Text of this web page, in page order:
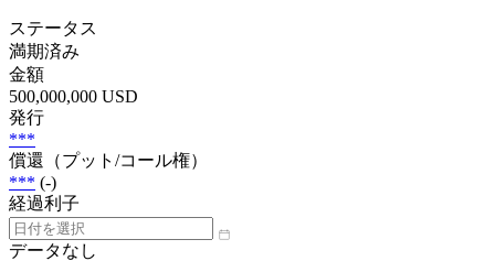
ステータス
満期済み
金額
500,000,000 USD
発行
***
償還（プット/コール権）
*** (-)
経過利子
データなし